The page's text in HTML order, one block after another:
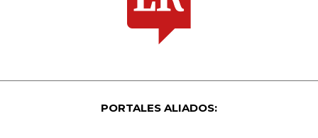
PORTALES ALIADOS: